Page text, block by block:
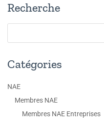
Recherche
Catégories
NAE
Membres NAE
Membres NAE Entreprises